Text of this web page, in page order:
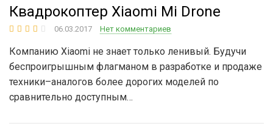
Квадрокоптер Xiaomi Mi Drone
06.03.2017 Нет комментариев
Компанию Xiaomi не знает только ленивый. Будучи
беспроигрышным флагманом в разработке и продаже
техники–аналогов более дорогих моделей по
сравнительно доступным…